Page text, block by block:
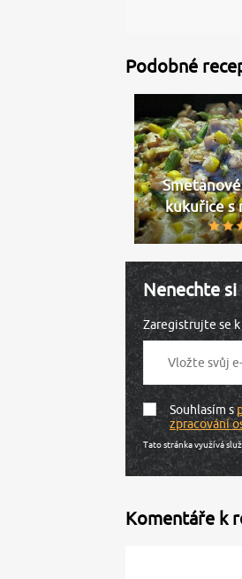
Podobné
kukuřice s
Nenechte
Zaregistrujte se
Souhlasím s
zpracování
Tato stránka využívá
Komentáře k